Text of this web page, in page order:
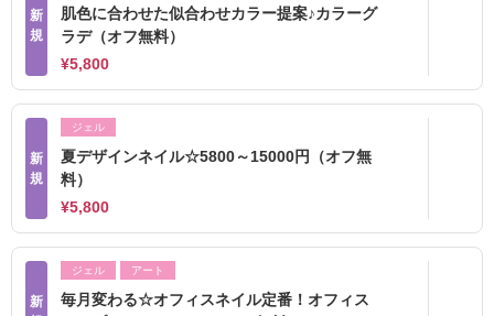
新
規
肌色に合わせた似合わせカラー提案♪カラーグ
ラデ（オフ無料）
¥5,800
新
規
ジェル
夏デザインネイル☆5800～15000円（オフ無
料）
¥5,800
新
ジェル アート
毎月変わる☆オフィスネイル定番！オフィス